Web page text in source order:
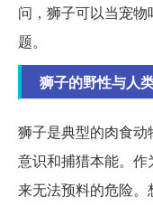
问，狮子可以当宠
题。
狮子的野性与人
狮子是典型的肉食
意识和捕猎本能。
来无法预料的危险